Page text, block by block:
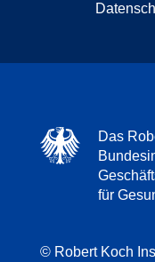
Das
für
© Robert Koch